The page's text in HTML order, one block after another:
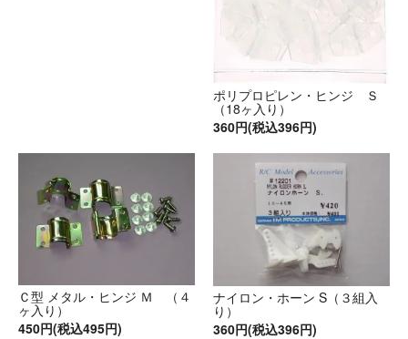
ポリプロピレン・ヒンジ Ｓ
（18ヶ入り）
360円(税込396円)
Ｃ型 メタル・ヒンジ Ｍ （４
ヶ入り）
450円(税込495円)
ナイロン・ホーン S（３組入
り）
360円(税込396円)